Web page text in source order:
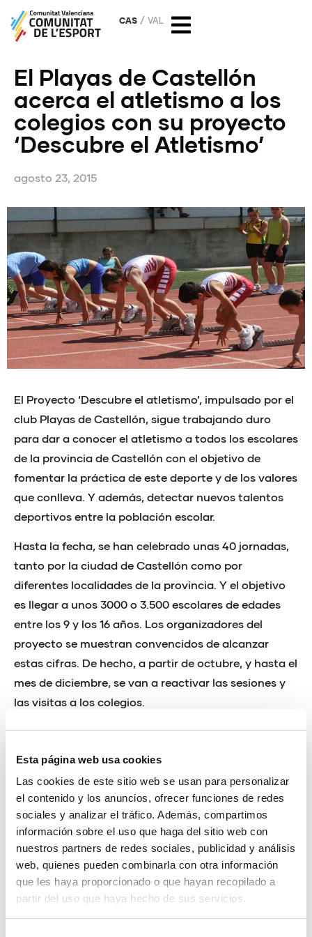
Esta página web usa cookies
Las cookies de este sitio web se usan para personalizar
el contenido y los anuncios, ofrecer funciones de redes
sociales y analizar el tráfico. Además, compartimos
información sobre el uso que haga del sitio web con
nuestros partners de redes sociales, publicidad y análisis
web, quienes pueden combinarla con otra información
que les haya proporcionado o que hayan recopilado a
partir del uso que haya hecho de sus servicios.
CAS VAL
El Playas de Castellón
acerca el atletismo a los
colegios con su proyecto
‘Descubre el Atletismo’
agosto 23, 2015
El Proyecto ‘Descubre el atletismo’, impulsado por el
club Playas de Castellón, sigue trabajando duro
para dar a conocer el atletismo a todos los escolares
de la provincia de Castellón con el objetivo de
fomentar la práctica de este deporte y de los valores
que conlleva. Y además, detectar nuevos talentos
deportivos entre la población escolar.
Hasta la fecha, se han celebrado unas 40 jornadas,
tanto por la ciudad de Castellón como por
diferentes localidades de la provincia. Y el objetivo
es llegar a unos 3000 o 3.500 escolares de edades
entre los 9 y los 16 años. Los organizadores del
proyecto se muestran convencidos de alcanzar
estas cifras. De hecho, a partir de octubre, y hasta el
mes de diciembre, se van a reactivar las sesiones y
las visitas a los colegios.
A final de año, esperan haber podido realizar entre
celebrará una especie de fin de fiesta con la
participación de muchos de los jóvenes asistentes a
estas jornadas.
Compartir: